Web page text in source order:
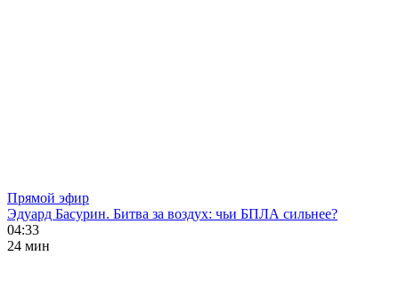
Прямой эфир
Эдуард Басурин. Битва за воздух: чьи БПЛА сильнее?
04:33
24 мин